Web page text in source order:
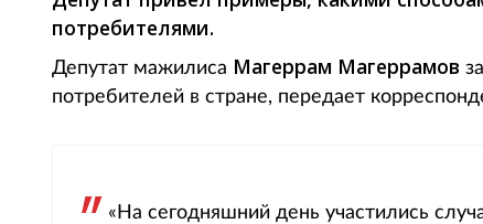
потребителями.
Депутат мажилиса Магеррам Магеррамов
потребителей в стране, передает
«На сегодняшний день участились